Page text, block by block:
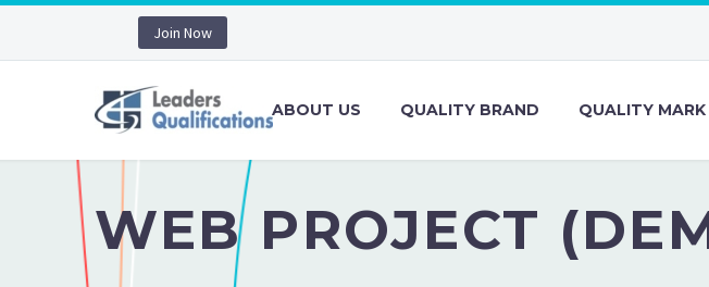
Join Now
ABOUT US QUALITY BRAND QUALITY MARK
WEB PROJECT